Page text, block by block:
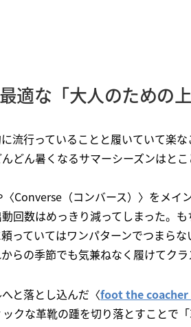
適な「大人のための
流行っていることと履いていて楽
どん暑くなるサマーシーズンはと
Converse（コンバース）〉をメイ
回数はめっきり減ってしまった。
っていてはワンパターンでつまら
らの季節でも気兼ねなく履けてクラ
と落とし込んだ〈foot the coacher
クな革靴の踵を切り落とすことで